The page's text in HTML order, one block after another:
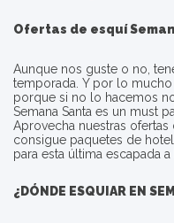
Ofertas de esquí
Aunque nos guste o no,
temporada. Y por lo
porque si no lo hacemos
Semana Santa es un must
Aprovecha nuestras ofertas
consigue paquetes de
para esta última escapada a
¿DÓNDE ESQUIAR EN